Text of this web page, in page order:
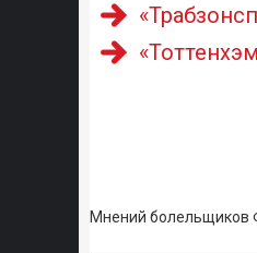
Мнений болельщиков